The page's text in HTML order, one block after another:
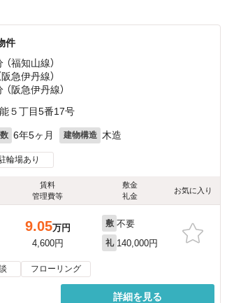
件
（福知山線）
阪急伊丹線）
（阪急伊丹線）
５丁目5番17号
6年5ヶ月 建物構造 木造
輪場あり
賃料
管理費等
敷金
礼金
お気に入り
9.05万円
4,600円
敷 不要
礼 140,000円
フローリング
詳細を見る